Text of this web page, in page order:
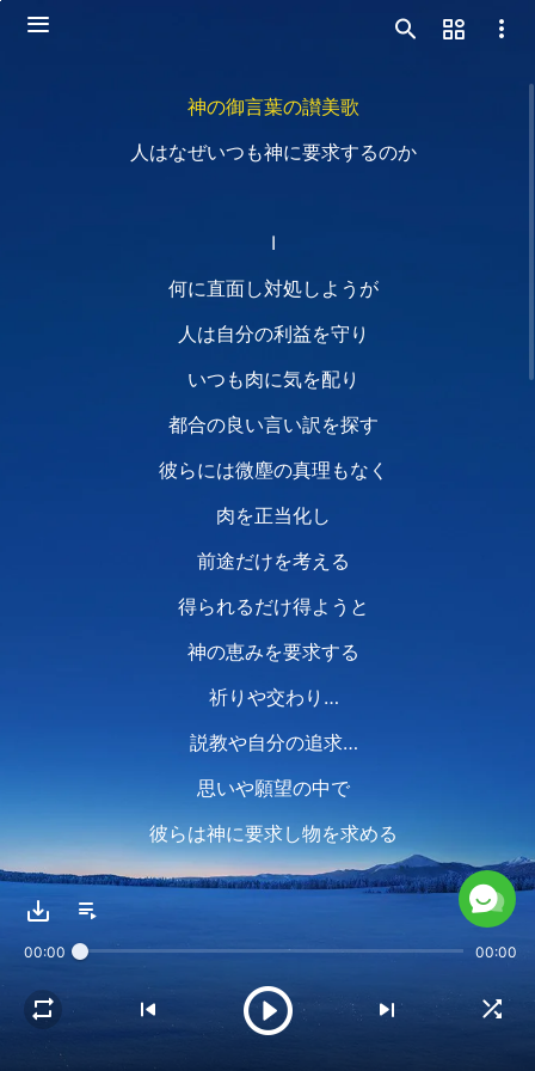
神の御言葉の讃美歌
人はなぜいつも神に要求するのか
Ⅰ
何に直面し対処しようが
人は自分の利益を守り
いつも肉に気を配り
都合の良い言い訳を探す
彼らには微塵の真理もなく
肉を正当化し
前途だけを考える
得られるだけ得ようと
神の恵みを要求する
祈りや交わり…
説教や自分の追求…
思いや願望の中で
彼らは神に要求し物を求める
その原因は人の本性である
理知がないことを示している
00:00 00:00